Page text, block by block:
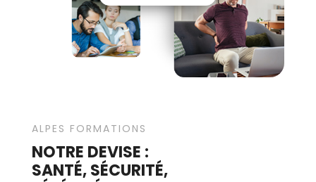
ALPES FORMATIONS
NOTRE DEVISE :
SANTÉ, SÉCURITÉ,